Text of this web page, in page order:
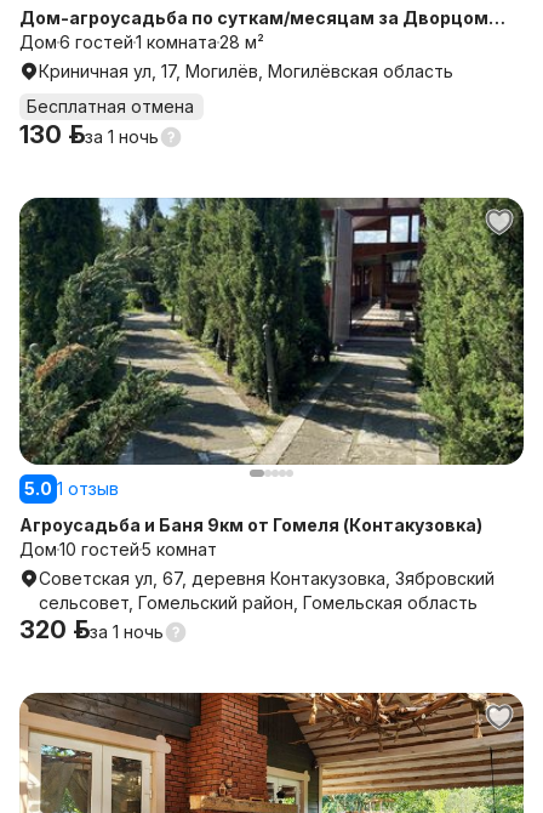
Дом-агроусадьба по суткам/месяцам за Дворцом
гимнастики
Дом6 гостей1 комната28 м²
Криничная ул, 17, Могилёв, Могилёвская область
Бесплатная отмена
130 р.за 1 ночь
5.0 1 отзыв
Агроусадьба и Баня 9км от Гомеля (Контакузовка)
Дом10 гостей5 комнат
Советская ул, 67, деревня Контакузовка, Зябровский
сельсовет, Гомельский район, Гомельская область
320 р.за 1 ночь